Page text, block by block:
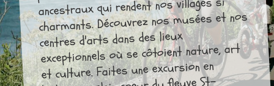
ancestraux qui rendent nos villages si
charmants. Découvrez nos musées et nos
centres d'arts dans des lieux
exceptionnels où se côtoient nature, art
et culture. Faites une excursion en